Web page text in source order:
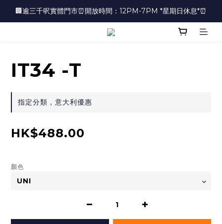
🏢逾三千呎實體門市⏰開放時間：12PM-7PM *星期日休息*⏰
🏢逾三千呎實體門市⏰開放時間：12PM-7PM *星期日休息*⏰
👜📣 歡迎隨時光臨 📣💍
🏢逾三千呎實體門市⏰開放時間：12PM-7PM *星期日休息*⏰
IT34 -T
指定分類，意大利優惠
HK$488.00
顏色